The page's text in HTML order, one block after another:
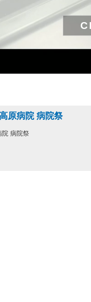
原病院 病院祭
院 病院祭